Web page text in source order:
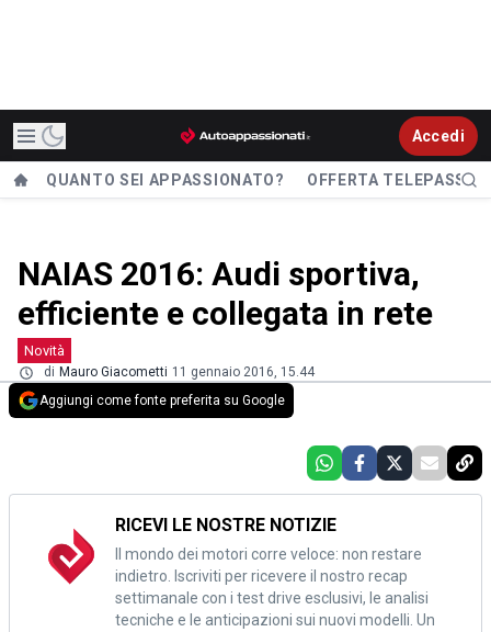
Accedi
QUANTO SEI APPASSIONATO? OFFERTA TELEPASS
NAIAS 2016: Audi sportiva,
efficiente e collegata in rete
Novità
di Mauro Giacometti 11 gennaio 2016, 15.44
Aggiungi come fonte preferita su Google
RICEVI LE NOSTRE NOTIZIE
Il mondo dei motori corre veloce: non restare
indietro. Iscriviti per ricevere il nostro recap
settimanale con i test drive esclusivi, le analisi
tecniche e le anticipazioni sui nuovi modelli. Un